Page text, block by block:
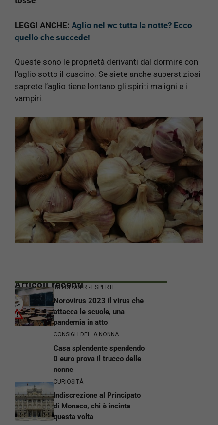
LEGGI ANCHE: Aglio nel wc tutta la notte? Ecco
quello che succede!
Queste sono le proprietà derivanti dal dormire con
l’aglio sotto il cuscino. Se siete anche superstiziosi
saprete l’aglio tiene lontano gli spiriti maligni e i
vampiri.
Articoli recentiINFLUENCER - ESPERTI
Norovirus 2023 il virus che
attacca le scuole, una
pandemia in atto
CONSIGLI DELLA NONNA
Casa splendente spendendo
0 euro prova il trucco delle
nonne
CURIOSITÀ
Indiscrezione al Principato
di Monaco, chi è incinta
questa volta